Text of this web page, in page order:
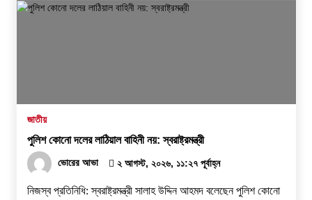
জাতীয়
পুলিশ কোনো দলের লাঠিয়াল বাহিনী নয়: স্বরাষ্ট্রমন্ত্রী
ভোরের আভা ২ আগস্ট, ২০২৬, ১১:২৭ পূর্বাহ্ন
নিজস্ব প্রতিনিধি: স্বরাষ্ট্রমন্ত্রী সালাহ উদ্দিন আহমদ বলেছেন পুলিশ কোনো